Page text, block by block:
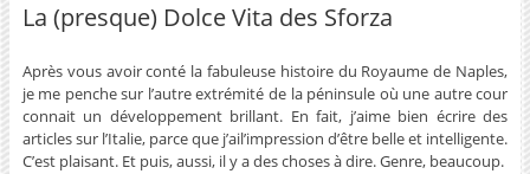
La (presque) Dolce Vita des Sforza
Après vous avoir conté la fabuleuse histoire du Royaume de Naples,
je me penche sur l’autre extrémité de la péninsule où une autre cour
connait un développement brillant. En fait, j’aime bien écrire des
articles sur l’Italie, parce que j’ail’impression d’être belle et intelligente.
C’est plaisant. Et puis, aussi, il y a des choses à dire. Genre, beaucoup.